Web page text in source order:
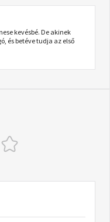
kevésbé. De akinek
és betéve tudja az első